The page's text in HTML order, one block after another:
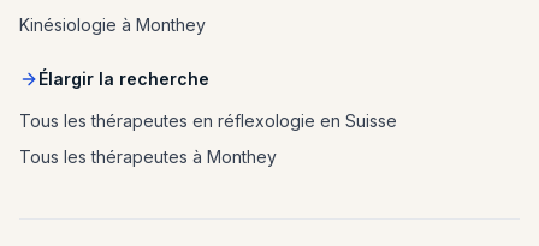
Kinésiologie à Monthey
Élargir la recherche
Tous les thérapeutes en réflexologie en Suisse
Tous les thérapeutes à Monthey